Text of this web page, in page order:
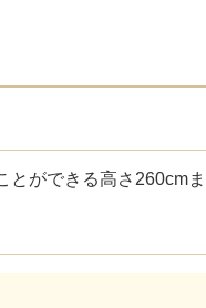
ができる高さ260cmま